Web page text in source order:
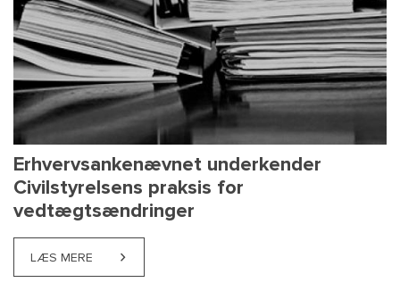
Erhvervsankenævnet underkender
Civilstyrelsens praksis for
vedtægtsændringer
LÆS MERE ABOUT ERHVERVSANKENÆVNET UNDERKENDER